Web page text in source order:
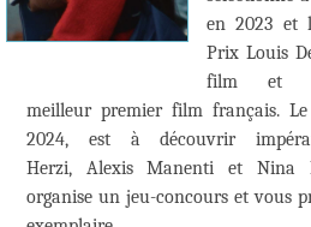
en 2023 et
Prix Louis
film et
meilleur premier film français.
2024, est à découvrir
Herzi, Alexis Manenti et Nina
organise un jeu-concours et vous